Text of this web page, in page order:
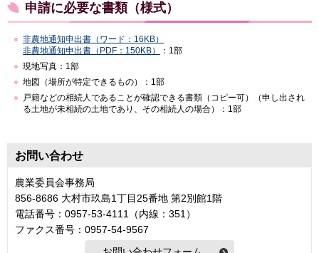
申請に必要な書類（様式）
非農地通知申出書（ワード：16KB）
非農地通知申出書（PDF：150KB）
：1部
現地写真：1部
地図（場所が特定できるもの）：1部
戸籍などの相続人であることが確認できる書類（コピー可）（申し出され
る土地が未相続の土地であり、その相続人の場合）：1部
お問い合わせ
農業委員会事務局
856-8686 大村市玖島1丁目25番地 第2別館1階
電話番号：0957-53-4111（内線：351）
ファクス番号：0957-54-9567